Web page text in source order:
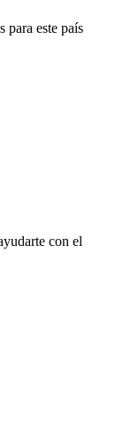
para este país
con el